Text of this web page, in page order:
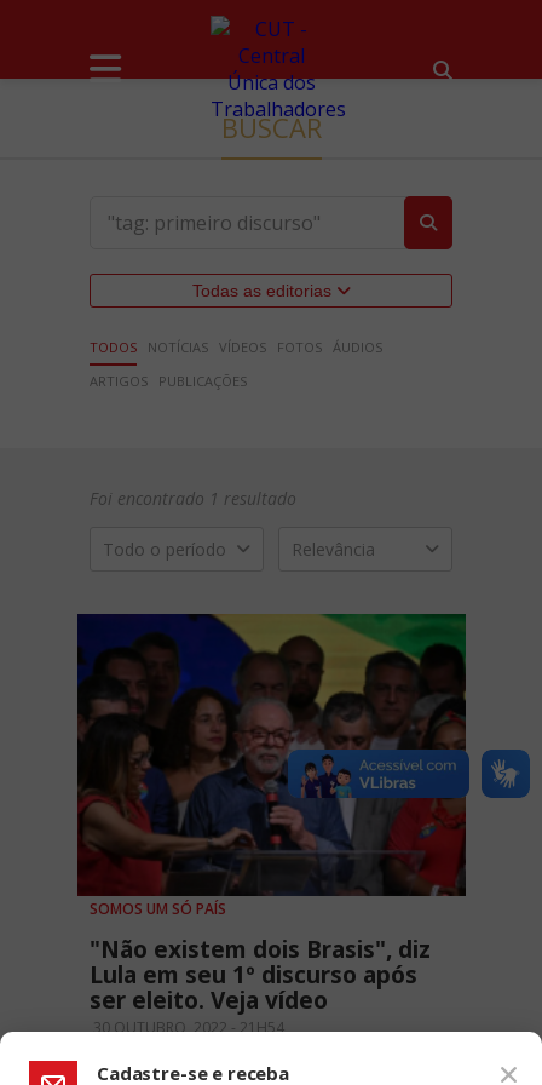
BUSCAR
Todas as editorias
TODOS NOTÍCIAS VÍDEOS FOTOS ÁUDIOS
ARTIGOS
PUBLICAÇÕES
Foi encontrado 1 resultado
Todo o período Relevância
SOMOS UM SÓ PAÍS
"Não existem dois Brasis", diz
Lula em seu 1º discurso após
ser eleito. Veja vídeo
30 OUTUBRO, 2022 - 21H54
Cadastre-se e receba